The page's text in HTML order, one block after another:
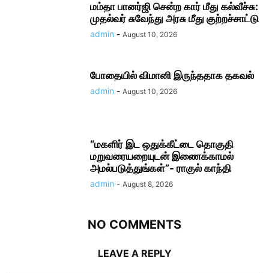
மம்தா பானர்ஜி சென்ற கார் மீது கல்வீச்சு:
முதல்வர் சுவேந்து அரசு மீது குற்றச்சாட்டு
admin - August 10, 2026
போதையில் விமானி இருந்ததாக தகவல்
admin - August 10, 2026
“மகளிர் இட ஒதுக்கீட்டை தொகுதி
மறுவரையறையுடன் இணைக்காமல்
அமல்படுத்துங்கள்”- ராகுல் காந்தி
admin - August 8, 2026
NO COMMENTS
LEAVE A REPLY